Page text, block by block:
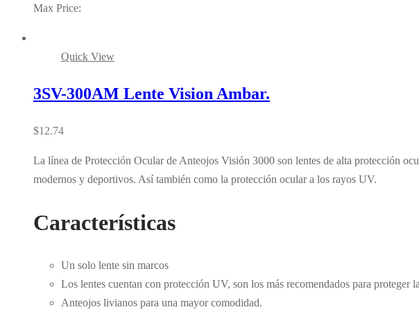
Max Price:
Quick View
3SV-300AM Lente Vision Ambar.
$12.74
La línea de Protección Ocular de Anteojos Visión 3000 son lentes de alta protección
modernos y deportivos. Así también como la protección ocular a los rayos UV.
Características
Un solo lente sin marcos
Los lentes cuentan con protección UV, son los más recomendados para proteger
Anteojos livianos para una mayor comodidad.